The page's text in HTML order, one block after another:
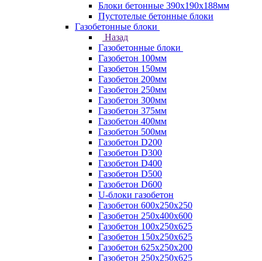
Блоки бетонные 390х190х188мм
Пустотелые бетонные блоки
Газобетонные блоки
Назад
Газобетонные блоки
Газобетон 100мм
Газобетон 150мм
Газобетон 200мм
Газобетон 250мм
Газобетон 300мм
Газобетон 375мм
Газобетон 400мм
Газобетон 500мм
Газобетон D200
Газобетон D300
Газобетон D400
Газобетон D500
Газобетон D600
U-блоки газобетон
Газобетон 600x250x250
Газобетон 250x400x600
Газобетон 100х250х625
Газобетон 150х250х625
Газобетон 625х250х200
Газобетон 250х250х625